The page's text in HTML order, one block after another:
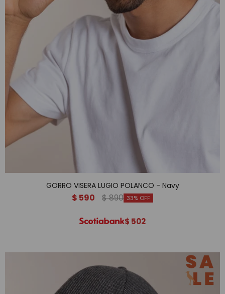
GORRO VISERA LUGIO POLANCO - Navy
$ 590 $890 33
$ 502